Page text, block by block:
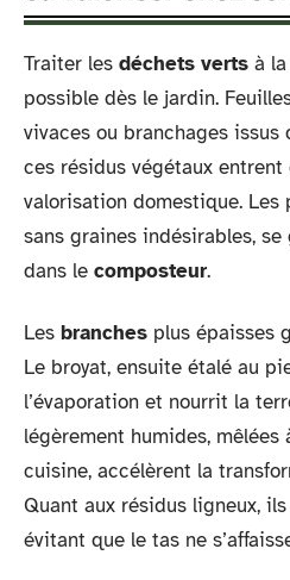
Traiter les déchets verts à la
possible dès le jardin.
vivaces ou branchages issus
ces résidus végétaux
valorisation domestique. Les
sans graines indésirables,
dans le composteur.
Les branches plus épaisses
Le broyat, ensuite étalé au
l’évaporation et nourrit la
légèrement humides, mêlées
cuisine, accélèrent la
Quant aux résidus ligneux,
évitant que le tas ne